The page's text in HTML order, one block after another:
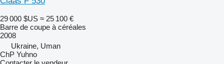
29 000 $US ≈ 25 100 €
Barre de coupe à céréales
2008
Ukraine, Uman
ChP Yuhno